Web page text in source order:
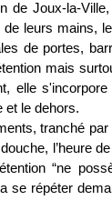
de Joux-la-
leurs mains,
de portes,
mais
elle
et le dehors.
tranché
l’heure
“ne
se répéter